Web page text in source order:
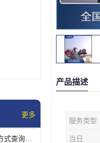
更多
徐州航空托运联系方式查询网站
产品描述
服务类型
当日